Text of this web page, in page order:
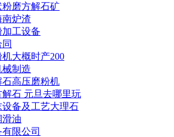
磨方解石矿
炉渣
加工设备
大概时产200
制造
石高压磨粉机
石 元旦去哪里玩
备及工艺大理石
滑油
限公司